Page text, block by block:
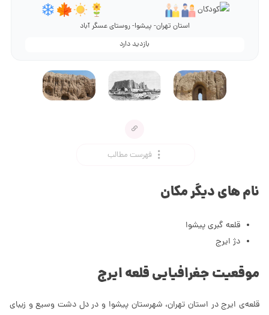
استان تهران- پیشوا- روستای عسگر آباد
بازدید دارد
فهرست مطالب
نام های دیگر مکان
قلعه گبری پیشوا
دژ ایرج
موقعیت جغرافیایی قلعه ایرج
قلعه‌ی ایرج در استان تهران،‌ شهرستان پیشوا و در دل دشت وسیع و زیبای